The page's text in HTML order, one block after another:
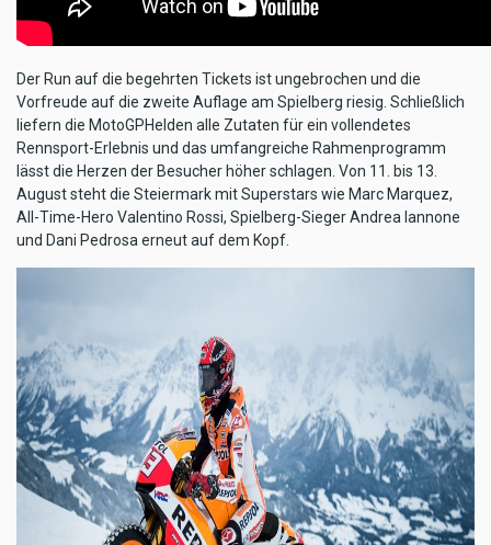
Der Run auf die begehrten Tickets ist ungebrochen und die
Vorfreude auf die zweite Auflage am Spielberg riesig. Schließlich
liefern die MotoGPHelden alle Zutaten für ein vollendetes
Rennsport-Erlebnis und das umfangreiche Rahmenprogramm
lässt die Herzen der Besucher höher schlagen. Von 11. bis 13.
August steht die Steiermark mit Superstars wie Marc Marquez,
All-Time-Hero Valentino Rossi, Spielberg-Sieger Andrea Iannone
und Dani Pedrosa erneut auf dem Kopf.